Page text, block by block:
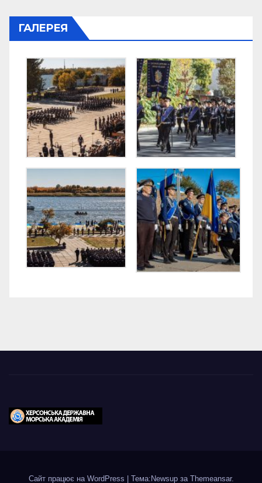
ГАЛЕРЕЯ
Сайт працює на WordPress Тема:Newsup за Themeansar.